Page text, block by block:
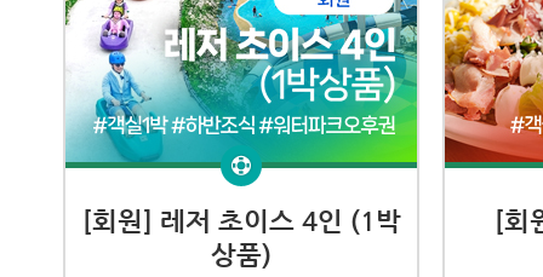
[회원] 레저 초이스 4인 (1박
상품)
[회